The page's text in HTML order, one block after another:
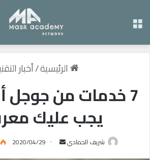
الرئيسية/أخبار
7 خدمات من
يجب عليك
شريف الحمادي 2020/04/29